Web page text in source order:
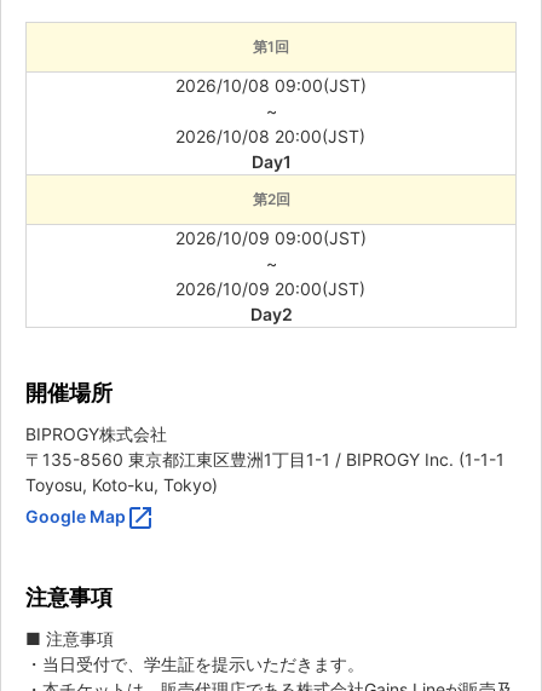
第1回
2026/10/08 09:00(JST)
~
2026/10/08 20:00(JST)
Day1
第2回
2026/10/09 09:00(JST)
~
2026/10/09 20:00(JST)
Day2
開催場所
BIPROGY株式会社
〒135-8560 東京都江東区豊洲1丁目1-1 / BIPROGY Inc. (1-1-1
Toyosu, Koto-ku, Tokyo)
Google Map open_in_new
注意事項
■ 注意事項
・当日受付で、学生証を提示いただきます。